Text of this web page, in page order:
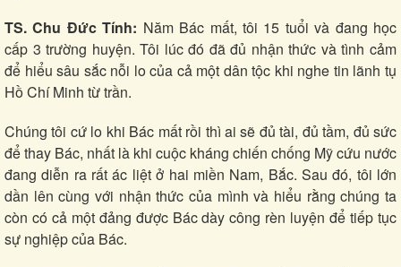
TS. Chu Đức Tính: Năm Bác mất, tôi 15 tuổi và đang học
cấp 3 trường huyện. Tôi lúc đó đã đủ nhận thức và tình cảm
để hiểu sâu sắc nỗi lo của cả một dân tộc khi nghe tin lãnh tụ
Hồ Chí Minh từ trần.
Chúng tôi cứ lo khi Bác mất rồi thì ai sẽ đủ tài, đủ tầm, đủ sức
để thay Bác, nhất là khi cuộc kháng chiến chống Mỹ cứu nước
đang diễn ra rất ác liệt ở hai miền Nam, Bắc. Sau đó, tôi lớn
dần lên cùng với nhận thức của mình và hiểu rằng chúng ta
còn có cả một đảng được Bác dày công rèn luyện để tiếp tục
sự nghiệp của Bác.